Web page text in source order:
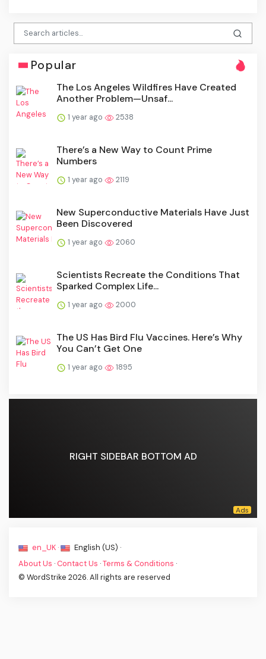
Popular
The Los Angeles Wildfires Have Created
Another Problem—Unsaf...
1 year ago 2538
There’s a New Way to Count Prime
Numbers
1 year ago 2119
New Superconductive Materials Have Just
Been Discovered
1 year ago 2060
Scientists Recreate the Conditions That
Sparked Complex Life...
1 year ago 2000
The US Has Bird Flu Vaccines. Here’s Why
You Can’t Get One
1 year ago 1895
RIGHT SIDEBAR BOTTOM AD
en_UK ·
English (US) ·
About Us · Contact Us ·Terms & Conditions ·
© WordStrike 2026. All rights are reserved